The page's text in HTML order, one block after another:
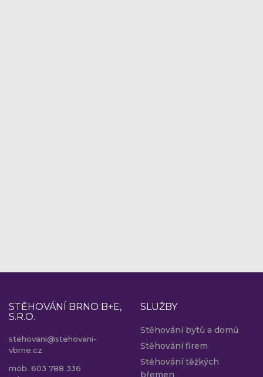
STĚHOVÁNÍ BRNO B+E,
S.R.O.
stehovani@stehovani-
vbrne.cz
mob. 603 788 336
SLUŽBY
Stěhování bytů a domů
Stěhování firem
Stěhování těžkých
břemen